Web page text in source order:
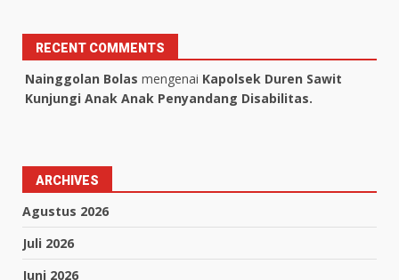
RECENT COMMENTS
Nainggolan Bolas mengenai Kapolsek Duren Sawit
Kunjungi Anak Anak Penyandang Disabilitas.
ARCHIVES
Agustus 2026
Juli 2026
Juni 2026